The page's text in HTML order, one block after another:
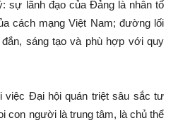
sự lãnh đạo của Đảng là nhân tố
cách mạng Việt Nam; đường lối
sáng tạo và phù hợp với quy
việc Đại hội quán triệt sâu sắc tư
con người là trung tâm, là chủ thể